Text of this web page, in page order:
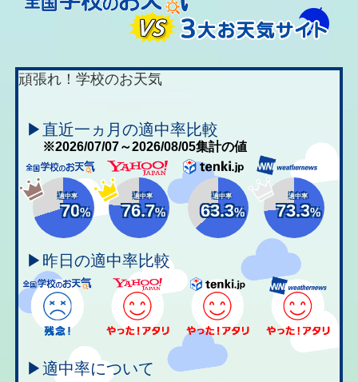
頑張れ！学校のお天気
▶直近一ヵ月の適中率比較
※2026/07/07～2026/08/05集計の値
適中率
70%
適中率
76.7%
適中率
63.3%
適中率
73.3%
▶昨日の適中率比較
▶適中率について